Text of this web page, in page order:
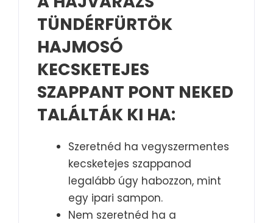
TÜNDÉRFÜRTÖK
HAJMOSÓ
KECSKETEJES
SZAPPANT PONT NEKED
TALÁLTÁK KI HA:
Szeretnéd ha vegyszermentes
kecsketejes szappanod
legalább úgy habozzon, mint
egy ipari sampon.
Nem szeretnéd ha a